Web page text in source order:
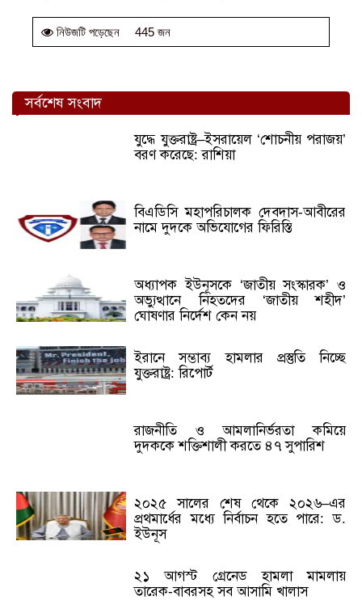
নিউজটি পড়েছেন 445 জন
সর্বশেষ সংবাদ
যুদ্ধে যুক্তরাষ্ট্র–ইসরায়েল ‘শোচনীয় পরাজয়’
বরণ করেছে: রাশিয়া
বিএডিসি মহাপরিচালক দেবদাস-আবীরের
নামে দুদকে অভিযোগের ফিরিস্তি
অধ্যাপক ইউনূসকে ‘জাতীয় সংস্কারক’ ও
অভ্যুত্থানে নিহতদের ‘জাতীয় শহীদ’
ঘোষণার নির্দেশ কেন নয়
ইরানে সম্ভাব্য হামলার প্রস্তুতি নিচ্ছে
যুক্তরাষ্ট্র: রিপোর্ট
রাজনীতি ও আমলানির্ভরতা কমিয়ে
দুদককে শক্তিশালী করতে ৪৭ সুপারিশ
২০২৫ সালের শেষ থেকে ২০২৬–এর
প্রথমার্ধের মধ্যে নির্বাচন হতে পারে: ড.
ইউনূস
২১ আগস্ট গ্রেনেড হামলা মামলায়
তারেক-বাবরসহ সব আসামি খালাস